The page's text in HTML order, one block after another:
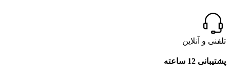
تلفنی و آنلاین
پشتیبانی 12 ساعته